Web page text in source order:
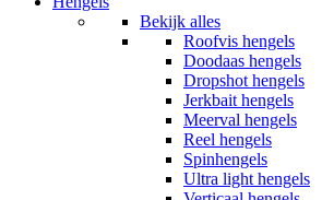
Bekijk alles
Roofvis hengels
Doodaas hengels
Dropshot hengels
Jerkbait hengels
Meerval hengels
Reel hengels
Spinhengels
Ultra light hengels